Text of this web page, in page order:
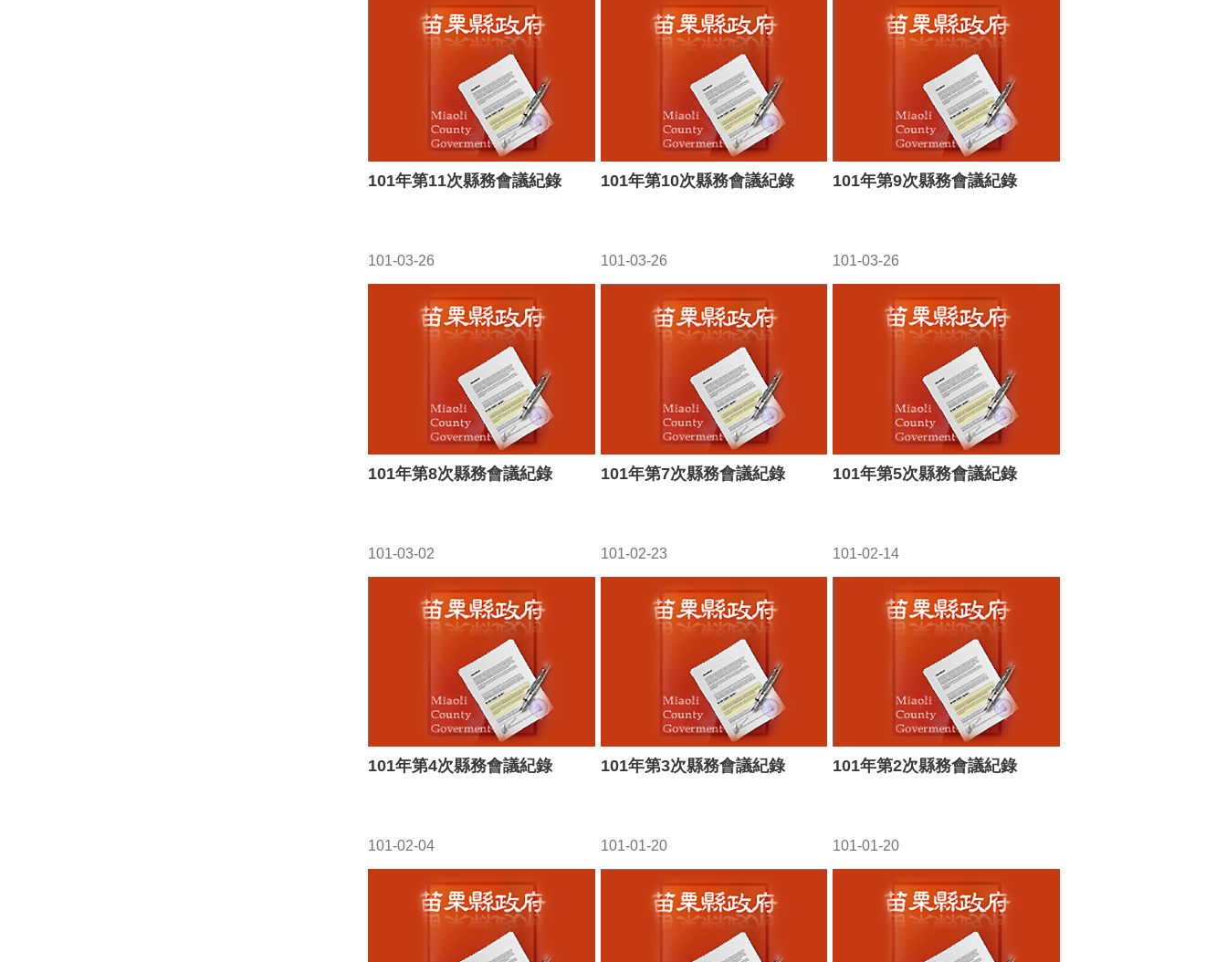
101年第11次縣務會議紀錄
101-03-26
101年第10次縣務會議紀錄
101-03-26
101年第9次縣務會議紀錄
101-03-26
101年第8次縣務會議紀錄
101-03-02
101年第7次縣務會議紀錄
101-02-23
101年第5次縣務會議紀錄
101-02-14
101年第4次縣務會議紀錄
101-02-04
101年第3次縣務會議紀錄
101-01-20
101年第2次縣務會議紀錄
101-01-20